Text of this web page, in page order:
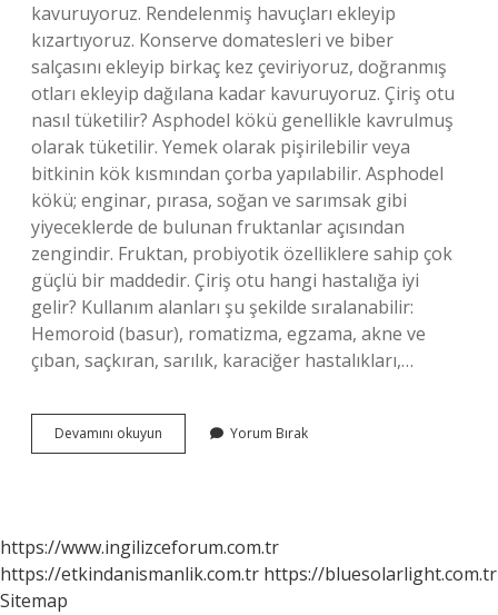
kavuruyoruz. Rendelenmiş havuçları ekleyip
kızartıyoruz. Konserve domatesleri ve biber
salçasını ekleyip birkaç kez çeviriyoruz, doğranmış
otları ekleyip dağılana kadar kavuruyoruz. Çiriş otu
nasıl tüketilir? Asphodel kökü genellikle kavrulmuş
olarak tüketilir. Yemek olarak pişirilebilir veya
bitkinin kök kısmından çorba yapılabilir. Asphodel
kökü; enginar, pırasa, soğan ve sarımsak gibi
yiyeceklerde de bulunan fruktanlar açısından
zengindir. Fruktan, probiyotik özelliklere sahip çok
güçlü bir maddedir. Çiriş otu hangi hastalığa iyi
gelir? Kullanım alanları şu şekilde sıralanabilir:
Hemoroid (basur), romatizma, egzama, akne ve
çıban, saçkıran, sarılık, karaciğer hastalıkları,…
Devamını okuyun
Otundan
Yorum Bırak
https://www.ingilizceforum.com.tr
https://etkindanismanlik.com.tr https://bluesolarlight.com.tr
Sitemap